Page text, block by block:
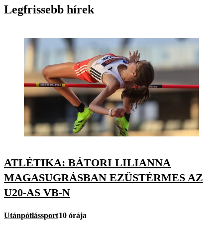
Legfrissebb hírek
ATLÉTIKA: BÁTORI LILIANNA
MAGASUGRÁSBAN EZÜSTÉRMES AZ
U20-AS VB-N
Utánpótlássport10 órája